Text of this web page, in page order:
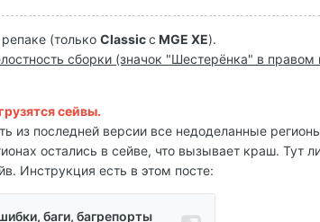
(только Classicс MGE XE).
сборки (значок "Шестерёнка" в правом
сейвы.
из последней версии все недоделанные
остались в сейве, что вызывает краш. Тут
Инструкция есть в этом посте: